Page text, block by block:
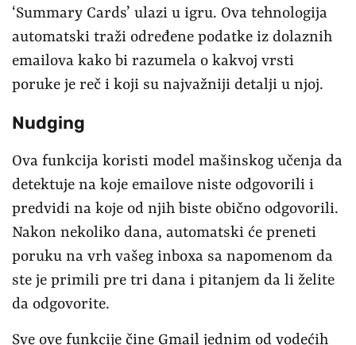
‘Summary Cards’ ulazi u igru. Ova tehnologija
automatski traži određene podatke iz dolaznih
emailova kako bi razumela o kakvoj vrsti
poruke je reč i koji su najvažniji detalji u njoj.
Nudging
Ova funkcija koristi model mašinskog učenja da
detektuje na koje emailove niste odgovorili i
predvidi na koje od njih biste obično odgovorili.
Nakon nekoliko dana, automatski će preneti
poruku na vrh vašeg inboxa sa napomenom da
ste je primili pre tri dana i pitanjem da li želite
da odgovorite.
Sve ove funkcije čine Gmail jednim od vodećih